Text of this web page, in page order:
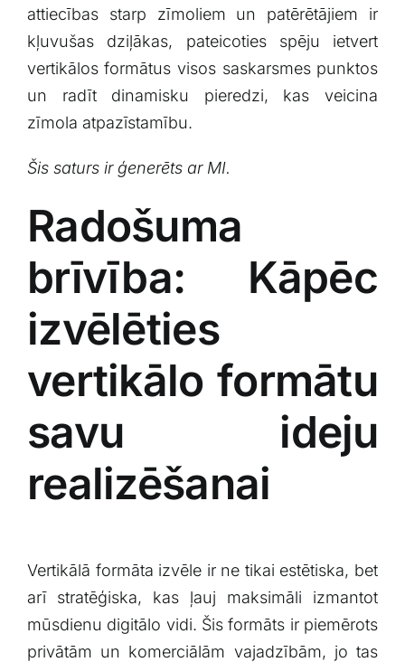
attiecības starp zīmoliem un​ patērētājiem⁣ ir‌
kļuvušas dziļākas,⁢ pateicoties⁣ spēju ‌ietvert
vertikālos formātus ‍visos saskarsmes⁢ punktos
un radīt dinamisku pieredzi, kas veicina‍
zīmola atpazīstamību.
Šis saturs ir​ ģenerēts ​ar MI.
Radošuma
brīvība:⁤ Kāpēc
izvēlēties‍
vertikālo⁢ formātu
savu ideju⁣
realizēšanai
Vertikālā⁢ formāta izvēle ir ne⁤ tikai estētiska, bet
arī stratēģiska, ⁢kas ļauj maksimāli⁤ izmantot
mūsdienu digitālo vidi. Šis formāts ir piemērots
privātām un komerciālām vajadzībām, jo tas